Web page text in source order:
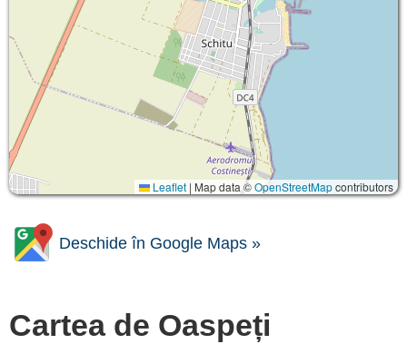
Leaflet | Map data ©OpenStreetMapcontributors
Deschide în Google Maps »
Cartea de Oaspeți